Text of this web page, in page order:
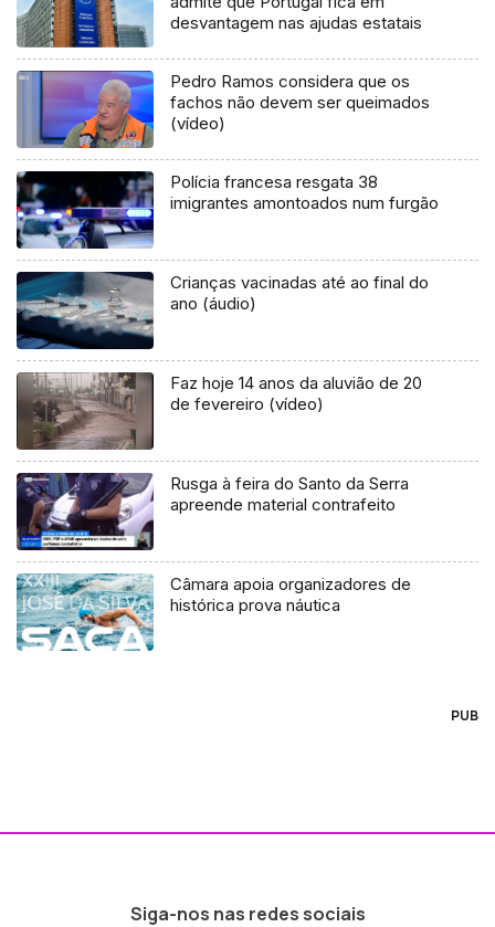
desvantagem nas ajudas estatais
Pedro Ramos considera que os
fachos não devem ser queimados
(vídeo)
Polícia francesa resgata 38
imigrantes amontoados num furgão
Crianças vacinadas até ao final do
ano (áudio)
Faz hoje 14 anos da aluvião de 20
de fevereiro (vídeo)
Rusga à feira do Santo da Serra
apreende material contrafeito
Câmara apoia organizadores de
histórica prova náutica
PUB
Siga-nos nas redes sociais